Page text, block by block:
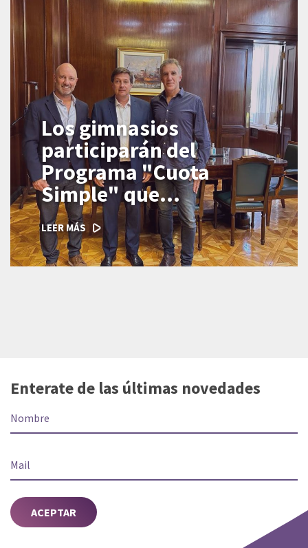
Los gimnasios
participarán del
Programa "Cuota
Simple" que
reemplazará a los
Programas "Ahora".
LEER MÁS
Enterate de las últimas novedades
ACEPTAR